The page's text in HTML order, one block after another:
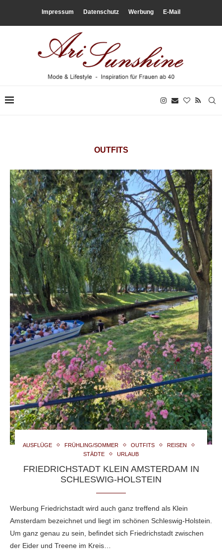
Impressum Datenschutz Werbung E-Mail
OUTFITS
AUSFLÜGE FRÜHLING/SOMMER OUTFITS
REISEN
STÄDTE
URLAUB
FRIEDRICHSTADT KLEIN AMSTERDAM IN
SCHLESWIG-HOLSTEIN
Werbung Friedrichstadt wird auch ganz treffend als Klein
Amsterdam bezeichnet und liegt im schönen Schleswig-Holstein.
Um ganz genau zu sein, befindet sich Friedrichstadt zwischen
der Eider und Treene im Kreis…